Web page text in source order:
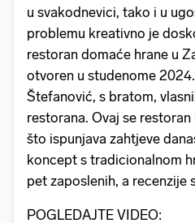
u svakodnevici, tako i u
problemu kreativno je
restoran domaće hrane u
otvoren u studenome
Štefanović, s bratom,
restorana. Ovaj se
što ispunjava zahtjeve
koncept s tradicionalnom
pet zaposlenih, a recenzije
POGLEDAJTE VIDEO: